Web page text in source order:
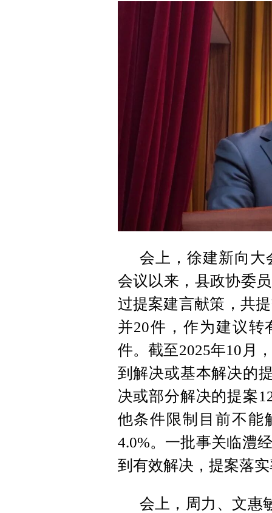
会上，徐建新向大
会议以来，县政协委
过提案建言献策，共
并20件，作为建议转
件。截至2025年10月
到解决或基本解决的
决或部分解决的提案
他条件限制目前不能
4.0%。一批事关临澧
到有效解决，提案落
会上，周力、文惠